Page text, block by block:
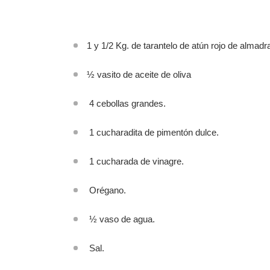
1 y 1/2 Kg. de tarantelo de atún rojo de
½ vasito de aceite de oliva
4 cebollas grandes.
1 cucharadita de pimentón dulce.
1 cucharada de vinagre.
Orégano.
½ vaso de agua.
Sal.